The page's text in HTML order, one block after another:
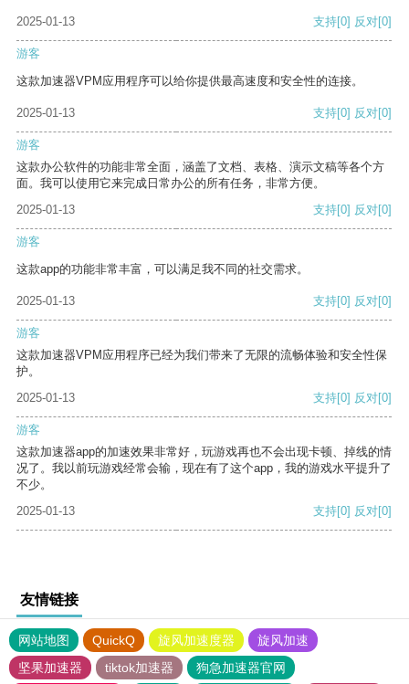
2025-01-13 支持[0] 反对[0]
游客
这款加速器VPM应用程序可以给你提供最高速度和安全性的连接。
2025-01-13 支持[0] 反对[0]
游客
这款办公软件的功能非常全面，涵盖了文档、表格、演示文稿等各个方
面。我可以使用它来完成日常办公的所有任务，非常方便。
2025-01-13
支持[0] 反对[0]
游客
这款app的功能非常丰富，可以满足我不同的社交需求。
2025-01-13 支持[0] 反对[0]
游客
这款加速器VPM应用程序已经为我们带来了无限的流畅体验和安全性保
护。
2025-01-13
支持[0] 反对[0]
游客
这款加速器app的加速效果非常好，玩游戏再也不会出现卡顿、掉线的情
况了。我以前玩游戏经常会输，现在有了这个app，我的游戏水平提升了
不少。
2025-01-13
支持[0] 反对[0]
友情链接
网站地图 QuickQ 旋风加速度器
旋风加速
坚果加速器
tiktok加速器
狗急加速器官网